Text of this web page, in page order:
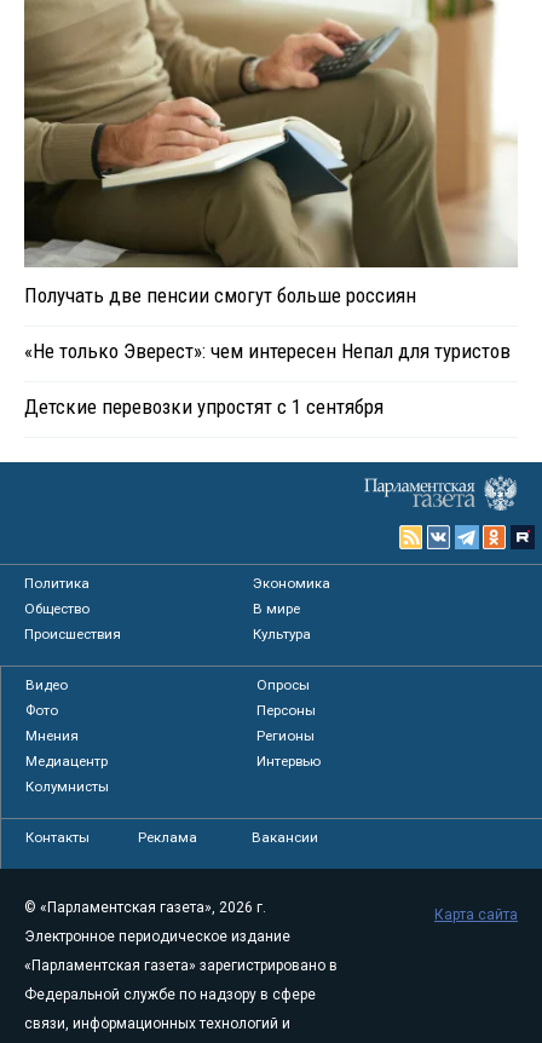
Получать две пенсии смогут больше россиян
«Не только Эверест»: чем интересен Непал для туристов
Детские перевозки упростят с 1 сентября
Политика
Экономика
Общество
В мире
Происшествия
Культура
Видео
Опросы
Фото
Персоны
Мнения
Регионы
Медиацентр
Интервью
Колумнисты
Контакты Реклама Вакансии
© «Парламентская газета», 2026 г.
Электронное периодическое издание
«Парламентская газета» зарегистрировано в
Федеральной службе по надзору в сфере
связи, информационных технологий и
Карта сайта